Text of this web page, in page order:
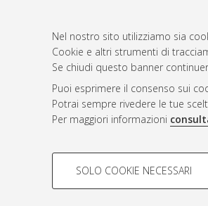
Nel nostro sito utilizziamo sia
Cookie e altri strumenti di
Se chiudi questo banner
Puoi esprimere il consenso sui
Potrai sempre rivedere le tue
Per maggiori informazioni
COOKIE DI
SOLO COOKIE NECESSARI
Atom
Rss 1.0
Rss 2.0
© ALMA MATER